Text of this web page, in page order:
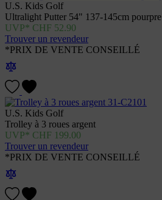
U.S. Kids Golf
Ultralight Putter 54" 137-145cm pourpre
CHF 52.90
Trouver un revendeur
*PRIX DE VENTE CONSEILLÉ
U.S. Kids Golf
Trolley à 3 roues argent
CHF 199.00
Trouver un revendeur
*PRIX DE VENTE CONSEILLÉ